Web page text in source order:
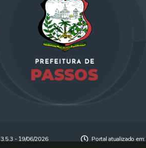
3.5.3 - 19/06/2026 Portal atualizado em: